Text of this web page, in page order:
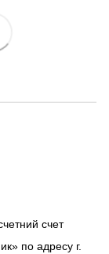
счет
по адресу г.